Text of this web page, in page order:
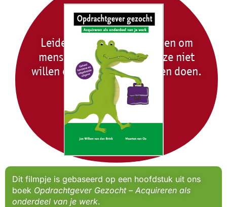
Leiderschap is het vermogen om
mensen te laten doen wat ze niet
willen en ze dit graag te laten doen.
Harry S. Truman
Dit filmpje is gebaseerd op een hoofdstuk uit ons
boek Opdrachtgever Gezocht – Acquireren als
onderdeel van je werk.